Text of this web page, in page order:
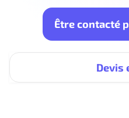
Être contacté
Devis